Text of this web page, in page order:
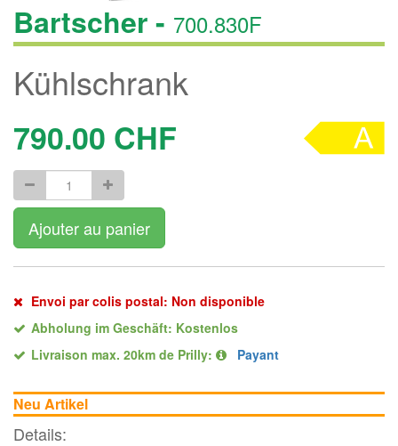
Bartscher - 700.830F
Kühlschrank
790.00 CHF
Ajouter au panier
Envoi par colis postal: Non disponible
Abholung im Geschäft: Kostenlos
Livraison max. 20km de Prilly:
Payant
Neu Artikel
Details: